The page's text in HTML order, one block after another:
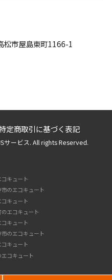
松市屋島東町1166-1
定商取引に基づく表記
サービス. All rights Reserved.
キュート
市のエコキュート
キュート
エコキュート
キュート
のエコキュート
キュート
コキュート